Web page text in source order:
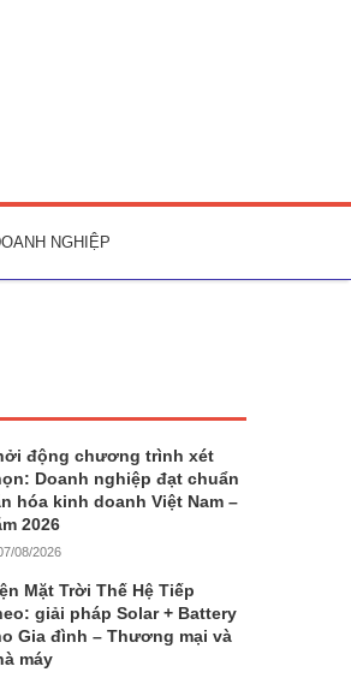
NGHIỆP
động chương trình xét
Doanh nghiệp đạt chuẩn
hóa kinh doanh Việt Nam –
2026
08/2026
Mặt Trời Thế Hệ Tiếp
giải pháp Solar + Battery
Gia đình – Thương mại và
máy